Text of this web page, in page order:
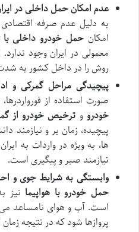
عدم امکان حمل داخلی در
به دلیل عدم صرفه
امکان حمل خودرو داخلی با
معمولی در ایران وجود
روش را در داخل کشور به
پیچیدگی مراحل گمرکی و
صورت استفاده از
خودروو ترخیص خودرو از
پیچیده، زمان بر و
ها، به ویژه در واردات به
نیازمند صبر و پیگیری است.
وابستگی به شرایط جوی و
حمل خودرو با هواپیما نیز
است. آب و هوای نامساعد می
پروازها شود که در نتیجه